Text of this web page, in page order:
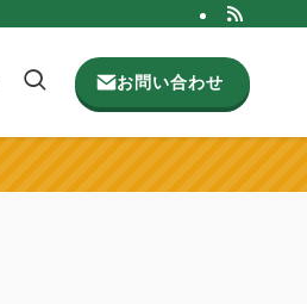
お問い合わせ